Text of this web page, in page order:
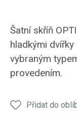
Šatní skříň
hladkými
vybraným
provedením.
Přidat do